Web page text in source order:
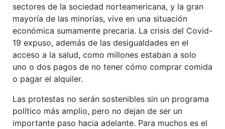
sectores de la sociedad norteamericana, y la gran
mayoría de las minorías, vive en una situación
económica sumamente precaria. La crisis del Covid-
19 expuso, además de las desigualdades en el
acceso a la salud, como millones estaban a solo
uno o dos pagos de no tener cómo comprar comida
o pagar el alquiler.
Las protestas no serán sostenibles sin un programa
político más amplio, pero no dejan de ser un
importante paso hacia adelante. Para muchos es el